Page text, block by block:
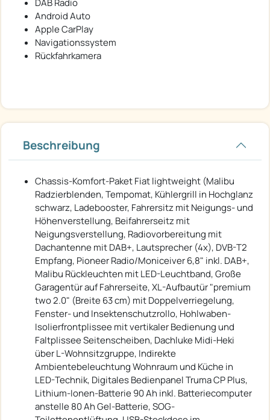
DAB Radio
Android Auto
Apple CarPlay
Navigationssystem
Rückfahrkamera
Beschreibung
Chassis-Komfort-Paket Fiat lightweight (Malibu
Radzierblenden, Tempomat, Kühlergrill in Hochglanz
schwarz, Ladebooster, Fahrersitz mit Neigungs- und
Höhenverstellung, Beifahrerseitz mit
Neigungsverstellung, Radiovorbereitung mit
Dachantenne mit DAB+, Lautsprecher (4x), DVB-T2
Empfang, Pioneer Radio/Moniceiver 6,8" inkl. DAB+,
Malibu Rückleuchten mit LED-Leuchtband, Große
Garagentür auf Fahrerseite, XL-Aufbautür "premium
two 2.0" (Breite 63 cm) mit Doppelverriegelung,
Fenster- und Insektenschutzrollo, Hohlwaben-
Isolierfrontplissee mit vertikaler Bedienung und
Faltplissee Seitenscheiben, Dachluke Midi-Heki
über L-Wohnsitzgruppe, Indirekte
Ambientebeleuchtung Wohnraum und Küche in
LED-Technik, Digitales Bedienpanel Truma CP Plus,
Lithium-Ionen-Batterie 90 Ah inkl. Batteriecomputer
anstelle 80 Ah Gel-Batterie, SOG-